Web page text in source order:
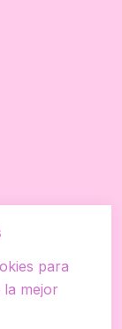
para
mejor